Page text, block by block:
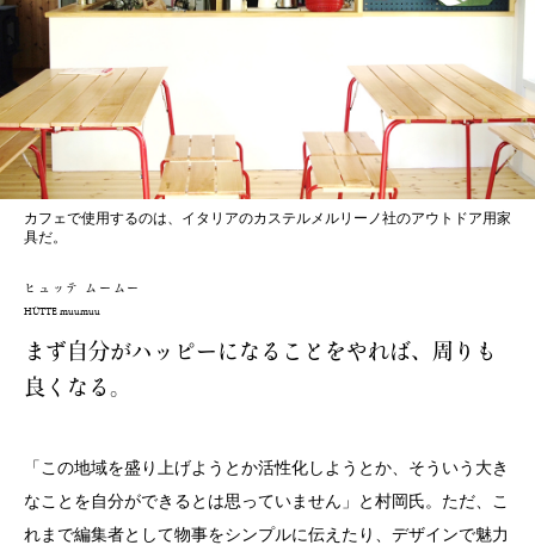
カフェで使用するのは、イタリアのカステルメルリーノ社のアウトドア用家
具だ。
ヒュッテ ムームー
HÜTTE muumuu
まず自分がハッピーになることをやれば、周りも
良くなる。
「この地域を盛り上げようとか活性化しようとか、そういう大き
なことを自分ができるとは思っていません」と村岡氏。ただ、こ
れまで編集者として物事をシンプルに伝えたり、デザインで魅力